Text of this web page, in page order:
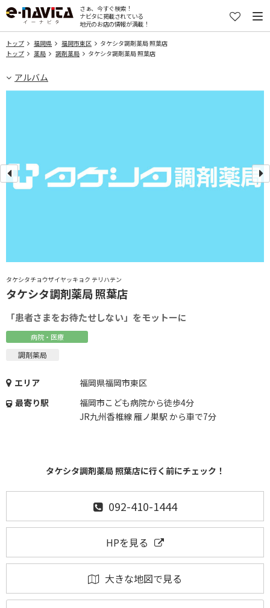
さぁ、今すぐ検索！
ナビタに掲載されている
地元のお店の情報が満載！
トップ 福岡県 福岡市東区
タケシタ調剤薬局 照葉店
トップ
薬局 調剤薬局 タケシタ調剤薬局 照葉店
アルバム
タケシタチョウザイヤッキョク テリハテン
タケシタ調剤薬局 照葉店
「患者さまをお待たせしない」をモットーに
病院・医療
調剤薬局
エリア
福岡県福岡市東区
最寄り駅
福岡市こども病院から徒歩4分
JR九州香椎線 雁ノ巣駅 から車で7分
タケシタ調剤薬局 照葉店に行く前にチェック！
092-410-1444
HPを見る
大きな地図で見る